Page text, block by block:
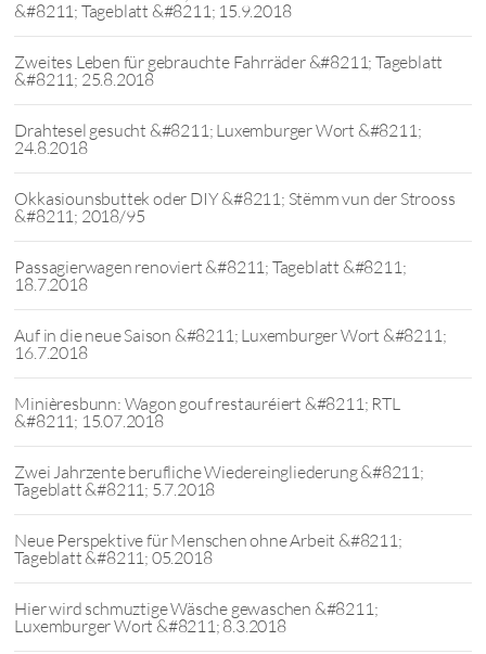
&#8211; Tageblatt &#8211; 15.9.2018
Zweites Leben für gebrauchte Fahrräder &#8211; Tageblatt
&#8211; 25.8.2018
Drahtesel gesucht &#8211; Luxemburger Wort &#8211;
24.8.2018
Okkasiounsbuttek oder DIY &#8211; Stëmm vun der Strooss
&#8211; 2018/95
Passagierwagen renoviert &#8211; Tageblatt &#8211;
18.7.2018
Auf in die neue Saison &#8211; Luxemburger Wort &#8211;
16.7.2018
Minièresbunn: Wagon gouf restauréiert &#8211; RTL
&#8211; 15.07.2018
Zwei Jahrzente berufliche Wiedereingliederung &#8211;
Tageblatt &#8211; 5.7.2018
Neue Perspektive für Menschen ohne Arbeit &#8211;
Tageblatt &#8211; 05.2018
Hier wird schmuztige Wäsche gewaschen &#8211;
Luxemburger Wort &#8211; 8.3.2018